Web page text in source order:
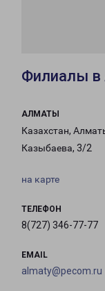
Филиалы в
АЛМАТЫ
Казахстан,
Казыбаева, 3/2
на карте
ТЕЛЕФОН
8(727) 346-77-77
EMAIL
almaty@pecom.ru